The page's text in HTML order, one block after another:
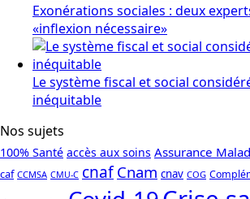
Exonérations sociales : deux
«inflexion nécessaire»
Le système fiscal et social
inéquitable
Nos sujets
100% Santé accès aux soins Assurance
caf CCMSA CMU-C cnaf Cnam cnav COG